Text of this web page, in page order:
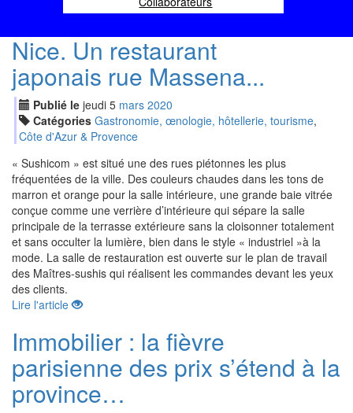
Nice. Un restaurant
japonais rue Massena...
Publié le jeudi 5 mars 2020
Catégories Gastronomie, œnologie, hôtellerie, tourisme,
Côte d'Azur & Provence
« Sushicom » est situé une des rues piétonnes les plus
fréquentées de la ville. Des couleurs chaudes dans les tons de
marron et orange pour la salle intérieure, une grande baie vitrée
conçue comme une verrière d’intérieure qui sépare la salle
principale de la terrasse extérieure sans la cloisonner totalement
et sans occulter la lumière, bien dans le style « industriel »à la
mode. La salle de restauration est ouverte sur le plan de travail
des Maîtres-sushis qui réalisent les commandes devant les yeux
des clients.
Lire l'article
Immobilier : la fièvre
parisienne des prix s’étend à la
province…